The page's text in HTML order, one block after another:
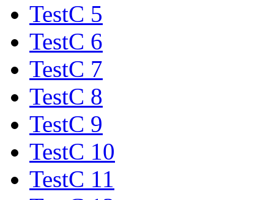
TestC 5
TestC 6
TestC 7
TestC 8
TestC 9
TestC 10
TestC 11